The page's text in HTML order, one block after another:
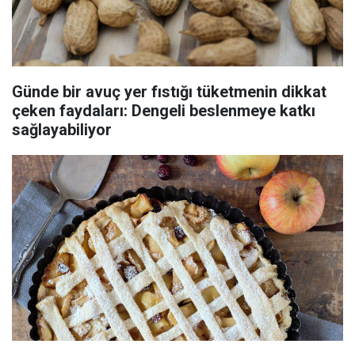
Günde bir avuç yer fıstığı tüketmenin dikkat
çeken faydaları: Dengeli beslenmeye katkı
sağlayabiliyor